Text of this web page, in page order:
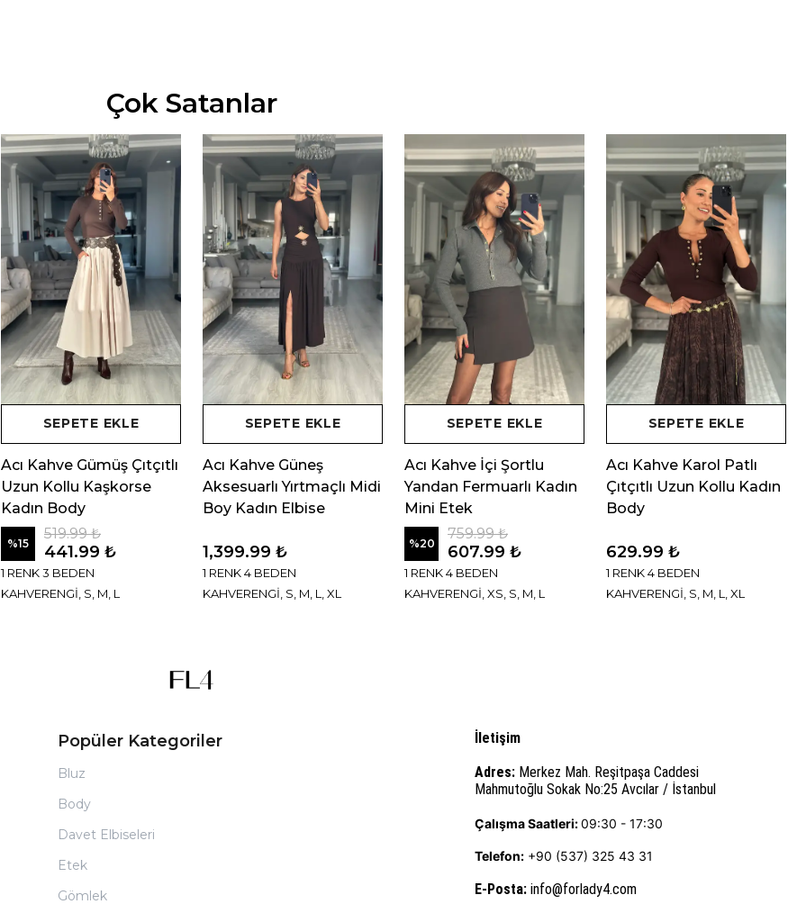
Çok Satanlar
SEPETE EKLE
Acı Kahve Gümüş Çıtçıtlı
Uzun Kollu Kaşkorse
Kadın Body
%15
519.99 ₺
441.99 ₺
1 RENK 3 BEDEN
KAHVERENGİ, S, M, L
SEPETE EKLE
Acı Kahve Güneş
Aksesuarlı Yırtmaçlı Midi
Boy Kadın Elbise
1,399.99 ₺
1 RENK 4 BEDEN
KAHVERENGİ, S, M, L, XL
SEPETE EKLE
Acı Kahve İçi Şortlu
Yandan Fermuarlı Kadın
Mini Etek
%20
759.99 ₺
607.99 ₺
1 RENK 4 BEDEN
KAHVERENGİ, XS, S, M, L
SEPETE EKLE
Acı Kahve Karol Patlı
Çıtçıtlı Uzun Kollu Kadın
Body
629.99 ₺
1 RENK 4 BEDEN
KAHVERENGİ, S, M, L, XL
Popüler Kategoriler
Bluz
Body
Davet Elbiseleri
Etek
Gömlek
İletişim
Adres: Merkez Mah. Reşitpaşa Caddesi
Mahmutoğlu Sokak No:25 Avcılar / İstanbul
Çalışma Saatleri:09:30 - 17:30
Telefon: +90 (537) 325 43 31
E-Posta: info@forlady4.com